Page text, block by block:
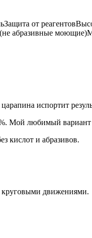
от
абразивные
испортит
Мой любимый
кислот и абразивов.
движениями.